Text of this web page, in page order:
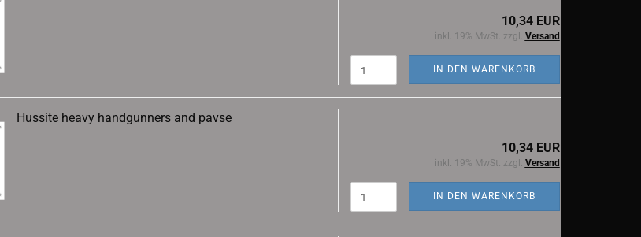
10,34 EUR
inkl. 19% MwSt. zzgl. Versand
IN DEN WARENKORB
Hussite heavy handgunners and pavse
10,34 EUR
inkl. 19% MwSt. zzgl. Versand
IN DEN WARENKORB